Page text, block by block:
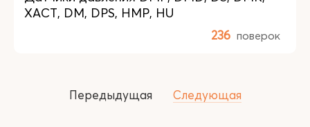
XACT, DM, DPS, HMP, HU
236 поверок
Передыдущая Следующая